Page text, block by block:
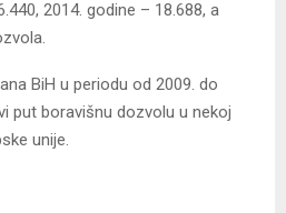
2014. godine – 18.688, a
BiH u periodu od 2009. do
put boravišnu dozvolu u nekoj
unije.